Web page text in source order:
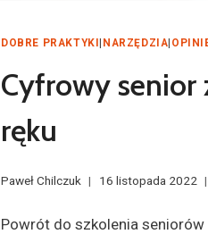
DOBRE PRAKTYKI NARZĘDZIA
Cyfrowy
ręku
Paweł Chilczuk 16 listopada 2022
Powrót do szkolenia seniorów